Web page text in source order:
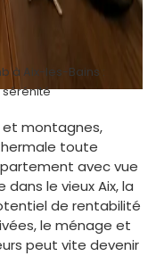
à Aix-les-Bains :
sérénité
et montagnes,
toute
avec vue
le vieux Aix, la
de rentabilité
le ménage et
peut vite devenir